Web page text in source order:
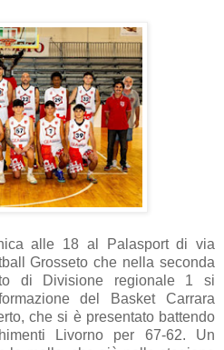
alle 18 al Palasport di via
Grosseto che nella seconda
di Divisione regionale 1 si
del Basket Carrara
che si è presentato battendo
Livorno per 67-62. Un